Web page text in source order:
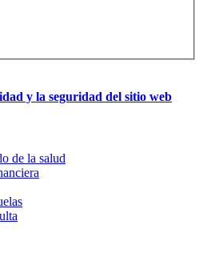
y la seguridad del sitio web
de la salud